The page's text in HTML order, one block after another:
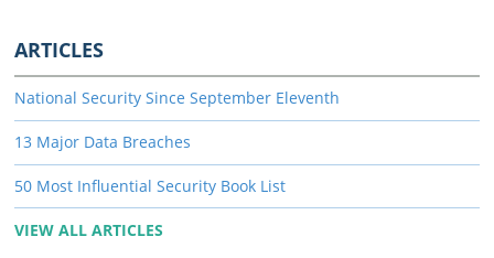
ARTICLES
National Security Since September Eleventh
13 Major Data Breaches
50 Most Influential Security Book List
VIEW ALL ARTICLES